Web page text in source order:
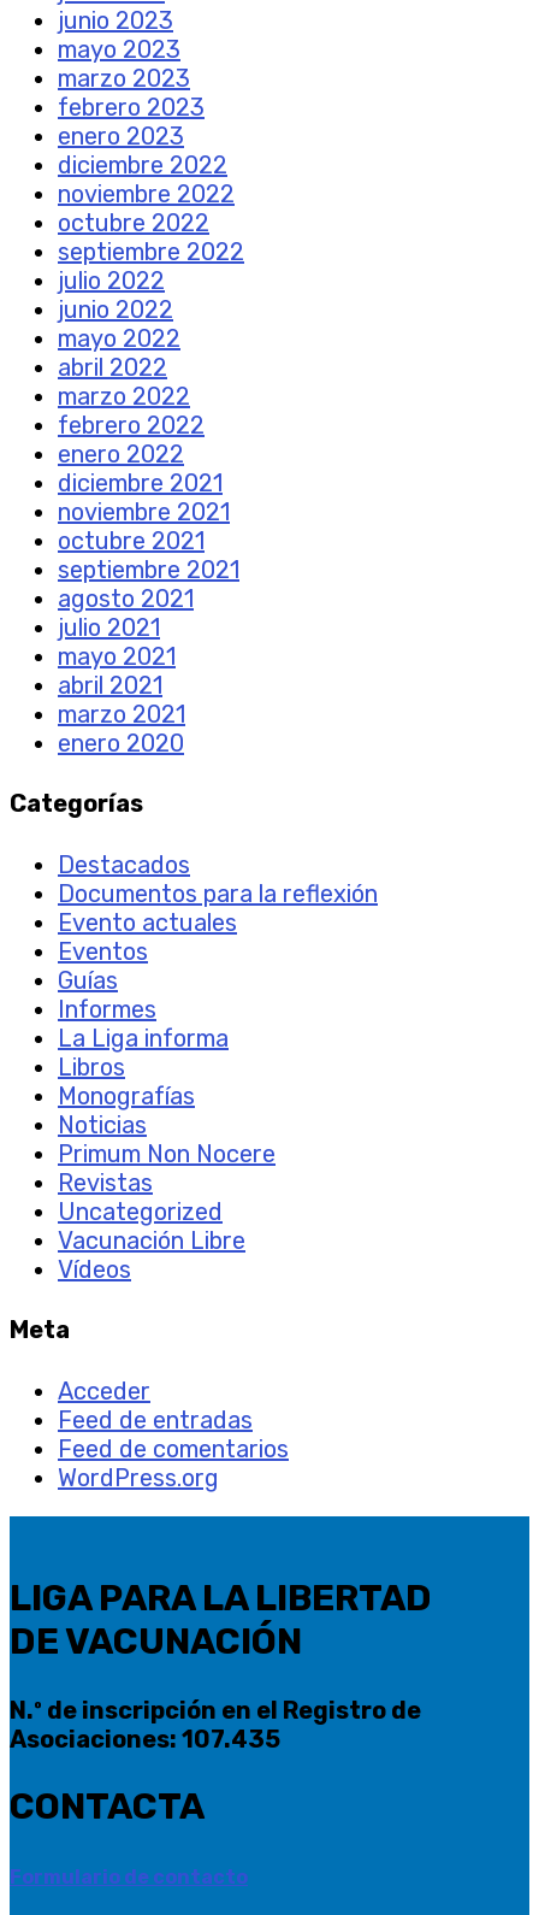
junio 2023
mayo 2023
marzo 2023
febrero 2023
enero 2023
diciembre 2022
noviembre 2022
octubre 2022
septiembre 2022
julio 2022
junio 2022
mayo 2022
abril 2022
marzo 2022
febrero 2022
enero 2022
diciembre 2021
noviembre 2021
octubre 2021
septiembre 2021
agosto 2021
julio 2021
mayo 2021
abril 2021
marzo 2021
enero 2020
Categorías
Destacados
Documentos para la reflexión
Evento actuales
Eventos
Guías
Informes
La Liga informa
Libros
Monografías
Noticias
Primum Non Nocere
Revistas
Uncategorized
Vacunación Libre
Vídeos
Meta
Acceder
Feed de entradas
Feed de comentarios
WordPress.org
LIGA PARA LA LIBERTAD
DE VACUNACIÓN
N.º de inscripción en el Registro de
Asociaciones: 107.435
CONTACTA
Formulario de contacto